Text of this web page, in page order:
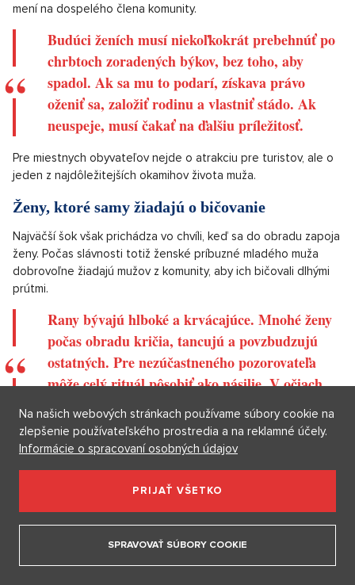
mení na dospelého člena komunity.
Budúci ženích musí niekoľkokrát prebehnúť po
chrbtoch zoradených býkov, bez toho, aby
spadol. Ak sa mu to podarí, získava právo
oženiť sa, založiť rodinu a vlastniť stádo. Ak
neuspeje, musí čakať na ďalšiu príležitosť.
Pre miestnych obyvateľov nejde o atrakciu pre turistov, ale o
jeden z najdôležitejších okamihov života muža.
Ženy, ktoré samy žiadajú o bičovanie
Najväčší šok však prichádza vo chvíli, keď sa do obradu zapoja
ženy. Počas slávnosti totiž ženské príbuzné mladého muža
dobrovoľne žiadajú mužov z komunity, aby ich bičovali dlhými
prútmi.
Rany bývajú hlboké a krvácajúce. Mnohé ženy
počas obradu kričia, tancujú a povzbudzujú
ostatných. Pre nezúčastneného pozorovateľa
môže celý rituál pôsobiť ako násilie. V očiach
Hamarov však ide o prejav lojality voči rodine.
Žena tým dáva najavo, že je pripravená podporovať svojho
príbuzného po celý život. Ak sa muž v budúcnosti dostane do
problémov, práve ženy s jazvami na chrbte môžu očakávať
jeho pomoc a ochranu, píše portálAfrica 101 Last Tribes.
To, čo by Európan považoval za zranenie, je pre
ženy z kmeňa Hamar dôvodom na hrdosť. Jazvy
zostávajú na tele po celý život a predstavujú
Na našich webových stránkach používame súbory cookie na
zlepšenie používateľského prostredia a na reklamné účely.
Informácie o spracovaní osobných údajov
PRIJAŤ VŠETKO
SPRAVOVAŤ SÚBORY COOKIE